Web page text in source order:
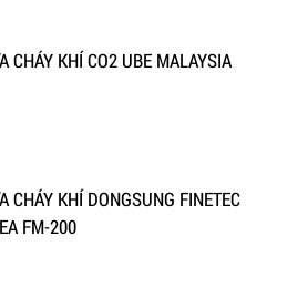
CHÁY KHÍ CO2 UBE MALAYSIA
CHÁY KHÍ DONGSUNG FINETEC
FM-200